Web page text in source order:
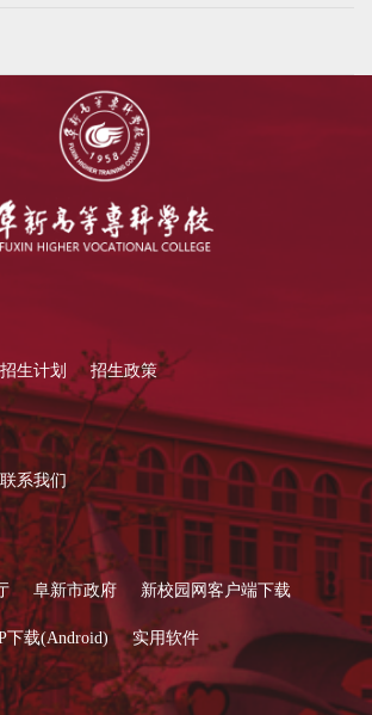
招生计划 招生政策
联系我们
阜新市政府 新校园网客户端下载
下载(Android) 实用软件